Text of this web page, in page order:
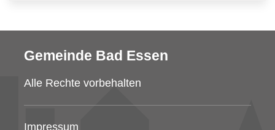
Gemeinde Bad Essen
Alle Rechte vorbehalten
Impressum